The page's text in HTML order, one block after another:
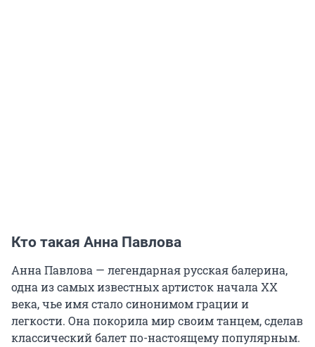
Кто такая Анна Павлова
Анна Павлова — легендарная русская балерина,
одна из самых известных артисток начала XX
века, чье имя стало синонимом грации и
легкости. Она покорила мир своим танцем, сделав
классический балет по-настоящему популярным.